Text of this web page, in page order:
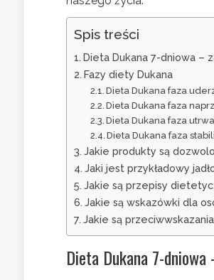
Spis treści
Dieta Dukana 7-dniowa –
Fazy diety Dukana
Dieta Dukana faza
Dieta Dukana faza
Dieta Dukana faza
Dieta Dukana faza
Jakie produkty są
Jaki jest przykładowy
Jakie są przepisy
Jakie są wskazówki dla
Jakie są
Dieta Dukana 7-